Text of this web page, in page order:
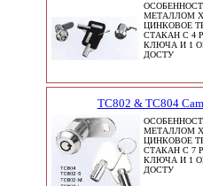
МЕТАЛЛОМ
ЦИНКОВОЕ
СТАКАН С 4
КЛЮЧА И 1
ДОСТУ
TC802 & TC804
МЕТАЛЛОМ
ЦИНКОВОЕ
СТАКАН С 7
КЛЮЧА И 1
ДОСТУ